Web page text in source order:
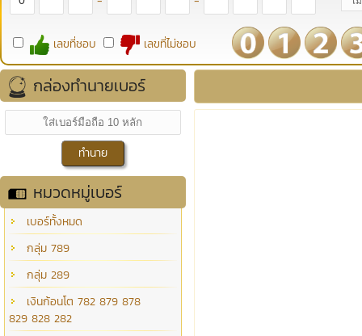
เลขที่ชอบ เลขที่ไม่ชอบ
กล่องทำนายเบอร์
หมวดหมู่เบอร์
เบอร์ทั้งหมด
กลุ่ม 789
กลุ่ม 289
เงินก้อนโต 782 879 878
829 828 282